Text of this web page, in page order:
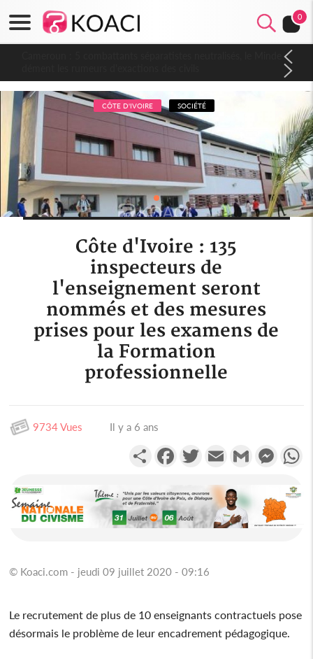
0
CÔTE D'IVOIRE SOCIÉTÉ
Côte d'Ivoire : 135
inspecteurs de
l'enseignement seront
nommés et des mesures
prises pour les examens de
la Formation
professionnelle
9734 Vues Il y a 6 ans
PartagerFacebookTwitterEmail Gmail
© Koaci.com - jeudi 09 juillet 2020 - 09:16
Le recrutement de plus de 10 enseignants contractuels pose
désormais le problème de leur encadrement pédagogique.